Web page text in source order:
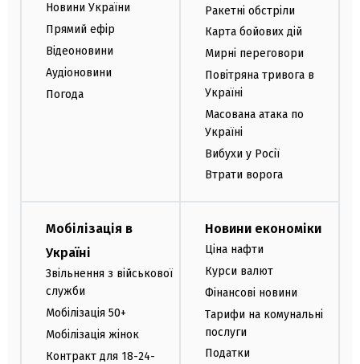
Новини України
Прямий ефір
Відеоновини
Аудіоновини
Погода
Ракетні обстріли
Карта бойових дій
Мирні переговори
Повітряна тривога в
Україні
Масована атака по
Україні
Вибухи у Росії
Втрати ворога
Мобілізація в
Україні
Звільнення з військової
служби
Мобілізація 50+
Мобілізація жінок
Контракт для 18-24-
Новини економіки
Ціна нафти
Курси валют
Фінансові новини
Тарифи на комунальні
послуги
Податки